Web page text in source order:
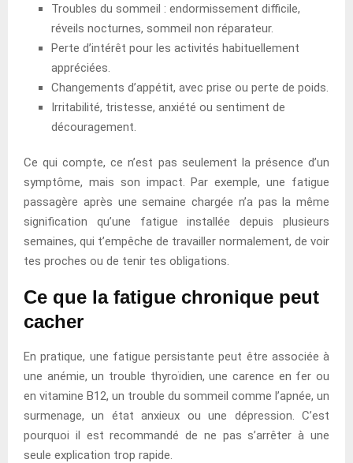
Troubles du sommeil : endormissement difficile,
réveils nocturnes, sommeil non réparateur.
Perte d’intérêt pour les activités habituellement
appréciées.
Changements d’appétit, avec prise ou perte de poids.
Irritabilité, tristesse, anxiété ou sentiment de
découragement.
Ce qui compte, ce n’est pas seulement la présence d’un
symptôme, mais son impact. Par exemple, une fatigue
passagère après une semaine chargée n’a pas la même
signification qu’une fatigue installée depuis plusieurs
semaines, qui t’empêche de travailler normalement, de voir
tes proches ou de tenir tes obligations.
Ce que la fatigue chronique peut
cacher
En pratique, une fatigue persistante peut être associée à
une anémie, un trouble thyroïdien, une carence en fer ou
en vitamine B12, un trouble du sommeil comme l’apnée, un
surmenage, un état anxieux ou une dépression. C’est
pourquoi il est recommandé de ne pas s’arrêter à une
seule explication trop rapide.